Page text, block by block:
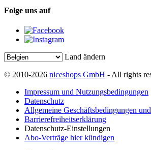
Folge uns auf
Land ändern
© 2010-2026 niceshops GmbH - All rights
Impressum und Nutzungsbedingungen
Datenschutz
Allgemeine Geschäftsbedingungen
Barrierefreiheitserklärung
Datenschutz-Einstellungen
Abo-Verträge hier kündigen